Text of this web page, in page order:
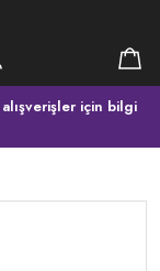
için bilgi